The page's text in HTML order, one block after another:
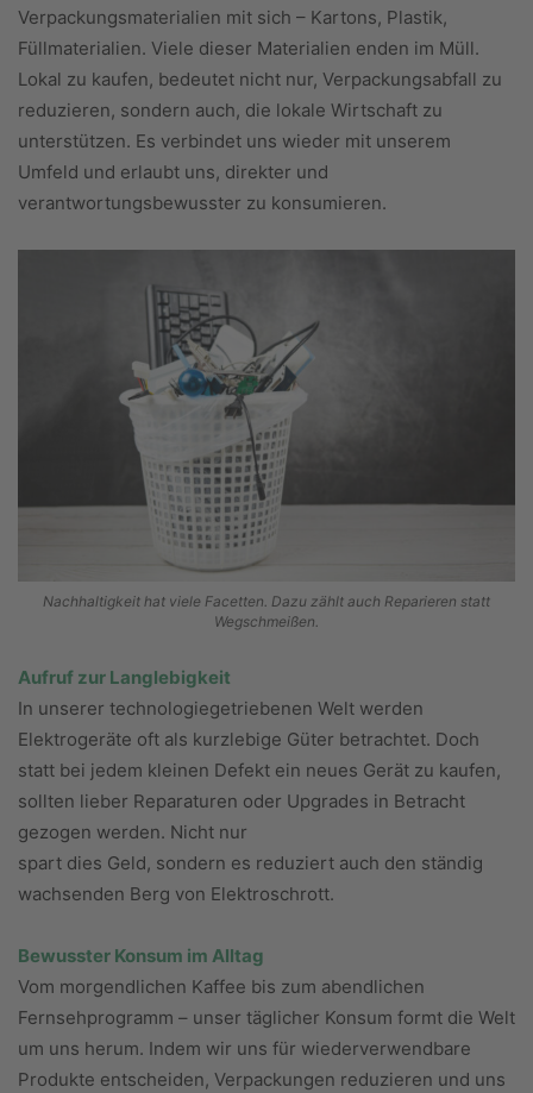
Verpackungsmaterialien mit sich – Kartons, Plastik,
Füllmaterialien. Viele dieser Materialien enden im Müll.
Lokal zu kaufen, bedeutet nicht nur, Verpackungsabfall zu
reduzieren, sondern auch, die lokale Wirtschaft zu
unterstützen. Es verbindet uns wieder mit unserem
Umfeld und erlaubt uns, direkter und
verantwortungsbewusster zu konsumieren.
Nachhaltigkeit hat viele Facetten. Dazu zählt auch Reparieren statt
Wegschmeißen.
Aufruf zur Langlebigkeit
In unserer technologiegetriebenen Welt werden
Elektrogeräte oft als kurzlebige Güter betrachtet. Doch
statt bei jedem kleinen Defekt ein neues Gerät zu kaufen,
sollten lieber Reparaturen oder Upgrades in Betracht
gezogen werden. Nicht nur
spart dies Geld, sondern es reduziert auch den ständig
wachsenden Berg von Elektroschrott.
Bewusster Konsum im Alltag
Vom morgendlichen Kaffee bis zum abendlichen
Fernsehprogramm – unser täglicher Konsum formt die Welt
um uns herum. Indem wir uns für wiederverwendbare
Produkte entscheiden, Verpackungen reduzieren und uns